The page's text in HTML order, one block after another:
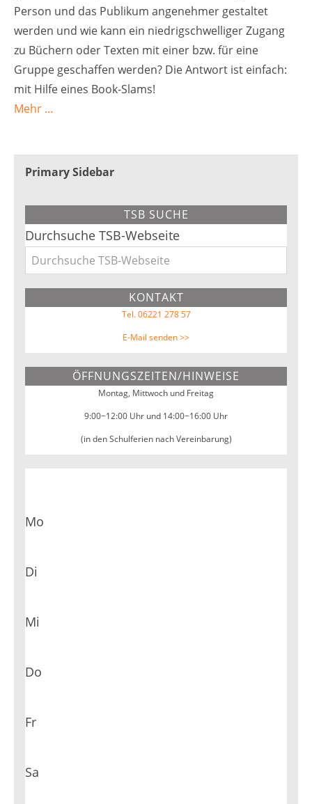
Person und das Publikum angenehmer gestaltet
werden und wie kann ein niedrigschwelliger Zugang
zu Büchern oder Texten mit einer bzw. für eine
Gruppe geschaffen werden? Die Antwort ist einfach:
mit Hilfe eines Book-Slams!
Mehr …
Primary Sidebar
TSB SUCHE
Durchsuche TSB-Webseite
KONTAKT
Tel. 06221 278 57
E-Mail senden >>
ÖFFNUNGSZEITEN/HINWEISE
Montag, Mittwoch und Freitag
9:00−12:00 Uhr und 14:00−16:00 Uhr
(in den Schulferien nach Vereinbarung)
Mo
Di
Mi
Do
Fr
Sa